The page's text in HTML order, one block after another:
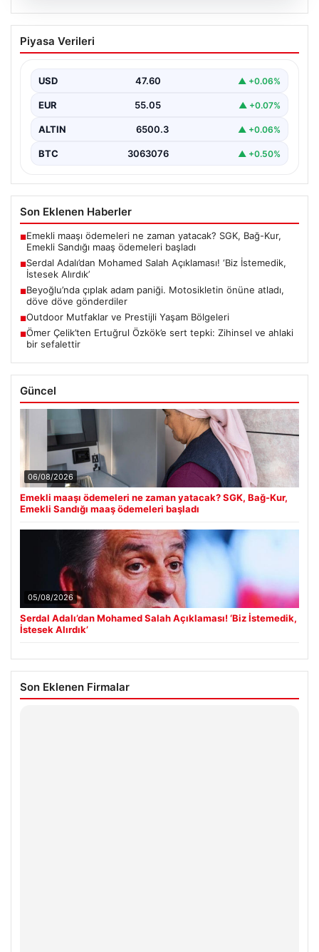
05.08.2026
Serdal Adalı’dan Mohamed Salah
Açıklaması! ‘Biz İstemedik, İstesek
Beşiktaş Başkanı Serdal Adalı, futbol dünyasında sıkça
önemli…
Piyasa Verileri
USD 47.60 ▲ +0.06%
EUR 55.05 ▲ +0.07%
ALTIN 6500.3 ▲ +0.06%
BTC 3063076 ▲ +0.50%
Son Eklenen Haberler
■Emekli maaşı ödemeleri ne zaman yatacak? SGK, Bağ-Kur,
Emekli Sandığı maaş ödemeleri başladı
■Serdal Adalı’dan Mohamed Salah Açıklaması! ‘Biz İstemedik,
İstesek Alırdık’
■Beyoğlu’nda çıplak adam paniği. Motosikletin önüne atladı,
döve döve gönderdiler
■Outdoor Mutfaklar ve Prestijli Yaşam Bölgeleri
■Ömer Çelik’ten Ertuğrul Özkök’e sert tepki: Zihinsel ve ahlaki
bir sefalettir
Güncel
06/08/2026
Emekli maaşı ödemeleri ne zaman yatacak? SGK, Bağ-Kur,
Emekli Sandığı maaş ödemeleri başladı
05/08/2026
Serdal Adalı’dan Mohamed Salah Açıklaması! ‘Biz İstemedik,
İstesek Alırdık’
Son Eklenen Firmalar